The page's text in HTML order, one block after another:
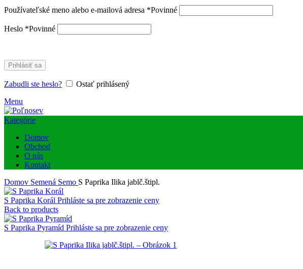
Používateľské meno alebo e-mailová adresa *Povinné
Heslo *Povinné
Prihlásiť sa
Zabudli ste heslo?
Ostať prihlásený
Menu
Kategórie
Domov
Obchod
O nás
Kontakt
Domov Semená Semo S Paprika Ilika jablč.štipl.
S Paprika Korál Prihláste sa pre zobrazenie ceny
Back to products
S Paprika Pyramíd Prihláste sa pre zobrazenie ceny